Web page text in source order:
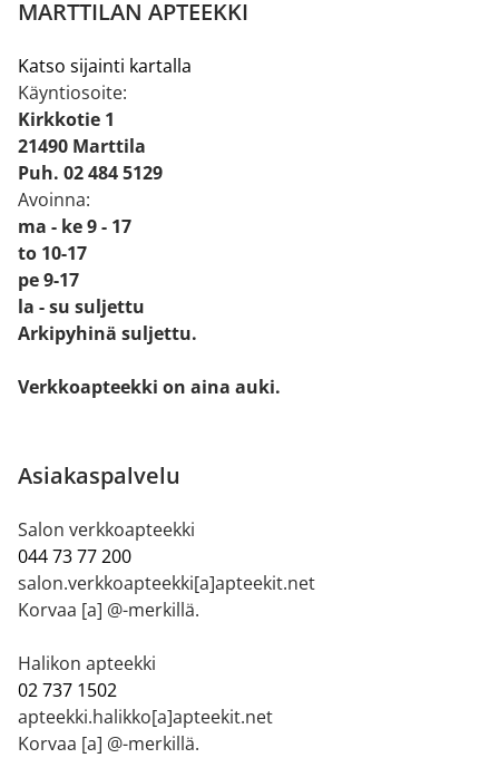
MARTTILAN APTEEKKI
Katso sijainti kartalla
Käyntiosoite:
Kirkkotie 1
21490 Marttila
Puh. 02 484 5129
Avoinna:
ma - ke 9 - 17
to 10-17
pe 9-17
la - su suljettu
Arkipyhinä suljettu.
Verkkoapteekki on aina auki.
Asiakaspalvelu
Salon verkkoapteekki
044 73 77 200
salon.verkkoapteekki[a]apteekit.net
Korvaa [a] @-merkillä.
Halikon apteekki
02 737 1502
apteekki.halikko[a]apteekit.net
Korvaa [a] @-merkillä.